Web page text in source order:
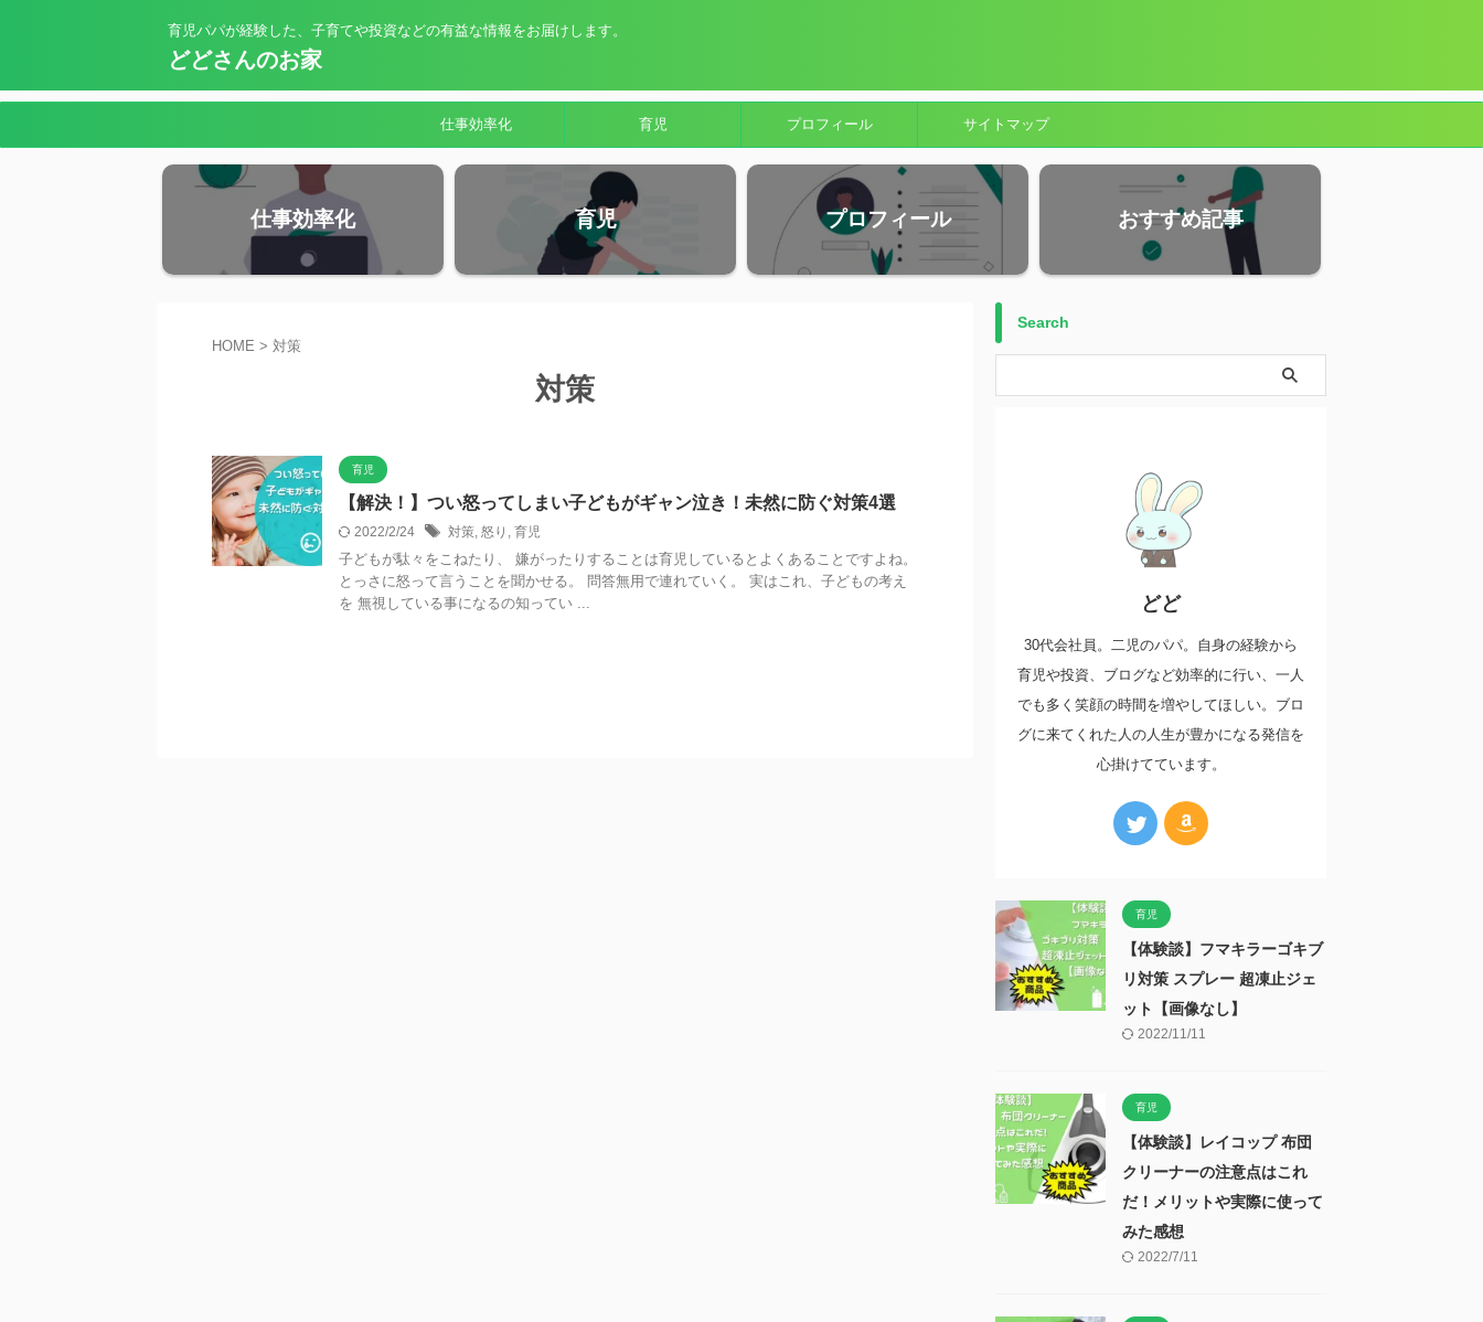
育児パパが経験した、子育てや投資などの有益な情報をお届けします。
どどさんのお家
仕事効率化 育児 プロフィール サイトマップ
仕事効率化 育児 プロフィール おすすめ記事
HOME > 対策
対策
育児
【解決！】つい怒ってしまい子どもがギャン泣き！未然に防ぐ対策4選
2022/2/24 対策, 怒り , 育児
子どもが駄々をこねたり、 嫌がったりすることは育児しているとよくあることですよね。
とっさに怒って言うことを聞かせる。 問答無用で連れていく。 実はこれ、子どもの考え
を 無視している事になるの知ってい ...
Search
どど
30代会社員。二児のパパ。自身の経験から
育児や投資、ブログなど効率的に行い、一人
でも多く笑顔の時間を増やしてほしい。ブロ
グに来てくれた人の人生が豊かになる発信を
心掛けてています。
育児
【体験談】フマキラーゴキブ
リ対策 スプレー 超凍止ジェ
ット【画像なし】
2022/11/11
育児
【体験談】レイコップ 布団
クリーナーの注意点はこれ
だ！メリットや実際に使って
みた感想
2022/7/11